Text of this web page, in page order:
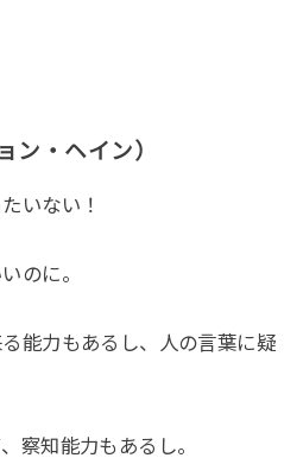
ン・ヘイン）
いない！
のに。
能力もあるし、人の言葉に疑
察知能力もあるし。